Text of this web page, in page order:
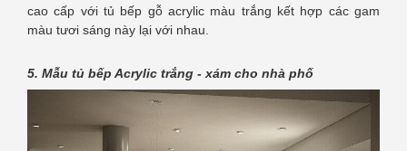
cao cấp với tủ bếp gỗ acrylic màu trắng kết hợp các gam
màu tươi sáng này lại với nhau.
5. Mẫu tủ bếp Acrylic trắng - xám cho nhà phố